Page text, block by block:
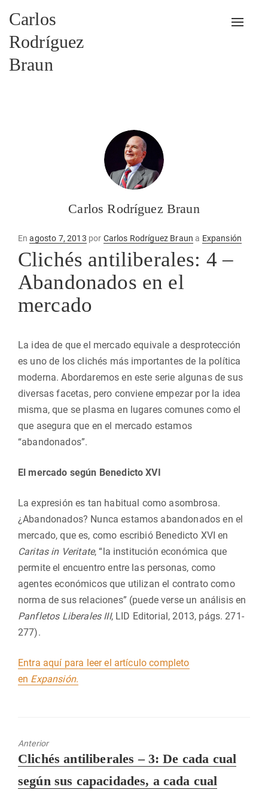
Carlos
Rodríguez
Braun
Carlos Rodríguez Braun
EnPublicado
en
agosto 7, 2013 por Carlos Rodríguez Braun a Expansión
Clichés antiliberales: 4 –
Abandonados en el
mercado
La idea de que el mercado equivale a desprotección
es uno de los clichés más importantes de la política
moderna. Abordaremos en este serie algunas de sus
diversas facetas, pero conviene empezar por la idea
misma, que se plasma en lugares comunes como el
que asegura que en el mercado estamos
“abandonados”.
El mercado según Benedicto XVI
La expresión es tan habitual como asombrosa.
¿Abandonados? Nunca estamos abandonados en el
mercado, que es, como escribió Benedicto XVI en
Caritas in Veritate, “la institución económica que
permite el encuentro entre las personas, como
agentes económicos que utilizan el contrato como
norma de sus relaciones” (puede verse un análisis en
Panfletos Liberales III, LID Editorial, 2013, págs. 271-
277).
Entra aquí para leer el artículo completo
en Expansión.
Anterior
Entrada
Clichés antiliberales – 3: De cada cual
según sus capacidades, a cada cual